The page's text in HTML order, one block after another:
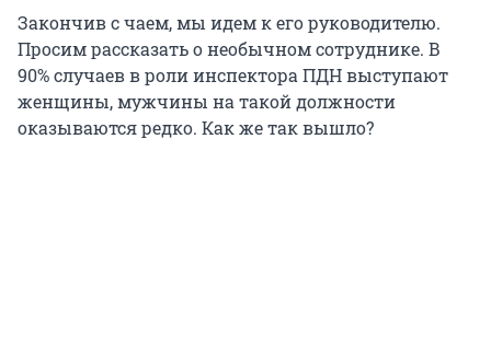
Закончив с чаем, мы идем к его руководителю.
Просим рассказать о необычном сотруднике. В
90% случаев в роли инспектора ПДН выступают
женщины, мужчины на такой должности
оказываются редко. Как же так вышло?